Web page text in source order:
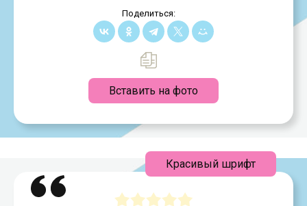
Поделиться:
Вставить на фото
Красивый шрифт